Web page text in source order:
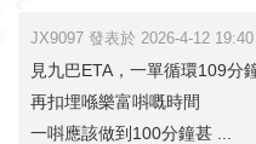
JX9097 發表於 2026-4-12 19:40
見九巴ETA，一單循環109分
再扣埋喺樂富唞嘅時間
一唞應該做到100分鐘甚 ...